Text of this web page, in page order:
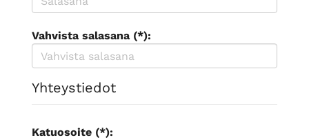
Vahvista salasana (*):
Yhteystiedot
Katuosoite (*):